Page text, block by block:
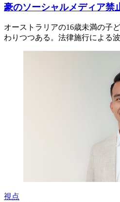
豪のソーシャルメディア禁
オーストラリアの16歳未満の子
わりつつある。法律施行による
視点